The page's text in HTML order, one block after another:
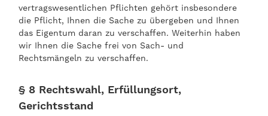
vertragswesentlichen Pflichten gehört insbesondere
die Pflicht, Ihnen die Sache zu übergeben und Ihnen
das Eigentum daran zu verschaffen. Weiterhin haben
wir Ihnen die Sache frei von Sach- und
Rechtsmängeln zu verschaffen.
§ 8 Rechtswahl, Erfüllungsort,
Gerichtsstand